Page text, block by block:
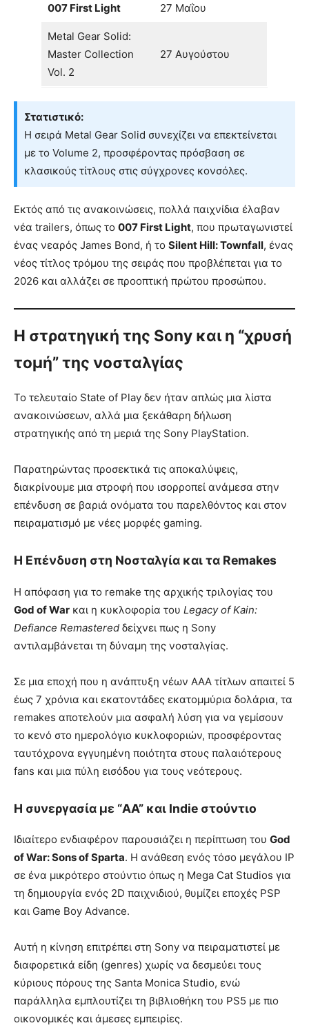
007 First Light 27 Μαΐου
Metal Gear Solid:
Master Collection
Vol. 2
27 Αυγούστου
Στατιστικό:
Η σειρά Metal Gear Solid συνεχίζει να επεκτείνεται
με το Volume 2, προσφέροντας πρόσβαση σε
κλασικούς τίτλους στις σύγχρονες κονσόλες.
Εκτός από τις ανακοινώσεις, πολλά παιχνίδια έλαβαν
νέα trailers, όπως το 007 First Light, που πρωταγωνιστεί
ένας νεαρός James Bond, ή το Silent Hill: Townfall, ένας
νέος τίτλος τρόμου της σειράς που προβλέπεται για το
2026 και αλλάζει σε προοπτική πρώτου προσώπου.
Η στρατηγική της Sony και η “χρυσή
τομή” της νοσταλγίας
Το τελευταίο State of Play δεν ήταν απλώς μια λίστα
ανακοινώσεων, αλλά μια ξεκάθαρη δήλωση
στρατηγικής από τη μεριά της Sony PlayStation.
Παρατηρώντας προσεκτικά τις αποκαλύψεις,
διακρίνουμε μια στροφή που ισορροπεί ανάμεσα στην
επένδυση σε βαριά ονόματα του παρελθόντος και στον
πειραματισμό με νέες μορφές gaming.
Η Επένδυση στη Νοσταλγία και τα Remakes
Η απόφαση για το remake της αρχικής τριλογίας του
God of War και η κυκλοφορία του Legacy of Kain:
Defiance Remastered δείχνει πως η Sony
αντιλαμβάνεται τη δύναμη της νοσταλγίας.
Σε μια εποχή που η ανάπτυξη νέων AAA τίτλων απαιτεί 5
έως 7 χρόνια και εκατοντάδες εκατομμύρια δολάρια, τα
remakes αποτελούν μια ασφαλή λύση για να γεμίσουν
το κενό στο ημερολόγιο κυκλοφοριών, προσφέροντας
ταυτόχρονα εγγυημένη ποιότητα στους παλαιότερους
fans και μια πύλη εισόδου για τους νεότερους.
Η συνεργασία με “AA” και Indie στούντιο
Ιδιαίτερο ενδιαφέρον παρουσιάζει η περίπτωση του God
of War: Sons of Sparta. Η ανάθεση ενός τόσο μεγάλου IP
σε ένα μικρότερο στούντιο όπως η Mega Cat Studios για
τη δημιουργία ενός 2D παιχνιδιού, θυμίζει εποχές PSP
και Game Boy Advance.
Αυτή η κίνηση επιτρέπει στη Sony να πειραματιστεί με
διαφορετικά είδη (genres) χωρίς να δεσμεύει τους
κύριους πόρους της Santa Monica Studio, ενώ
παράλληλα εμπλουτίζει τη βιβλιοθήκη του PS5 με πιο
οικονομικές και άμεσες εμπειρίες.